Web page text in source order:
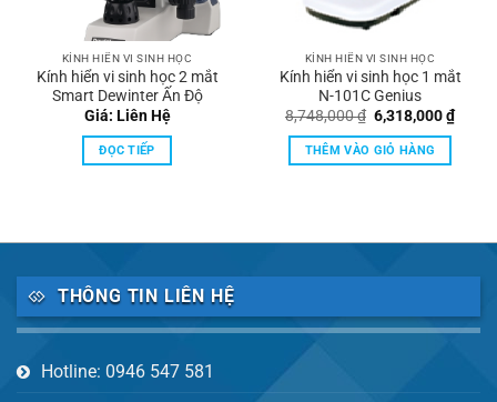
KÍNH HIỂN VI SINH HỌC
Kính hiển vi sinh học 2 mắt
Smart Dewinter Ấn Độ
Giá: Liên Hệ
ĐỌC TIẾP
KÍNH HIỂN VI SINH HỌC
Kính hiển vi sinh học 1 mắt
N-101C Genius
8,748,000₫ Giá
gốc
là:
8,748,000 ₫.
6,318,000₫Giá
hiện
THÊM VÀO GIỎ HÀNG
THÔNG TIN LIÊN HỆ
Hotline: 0946 547 581